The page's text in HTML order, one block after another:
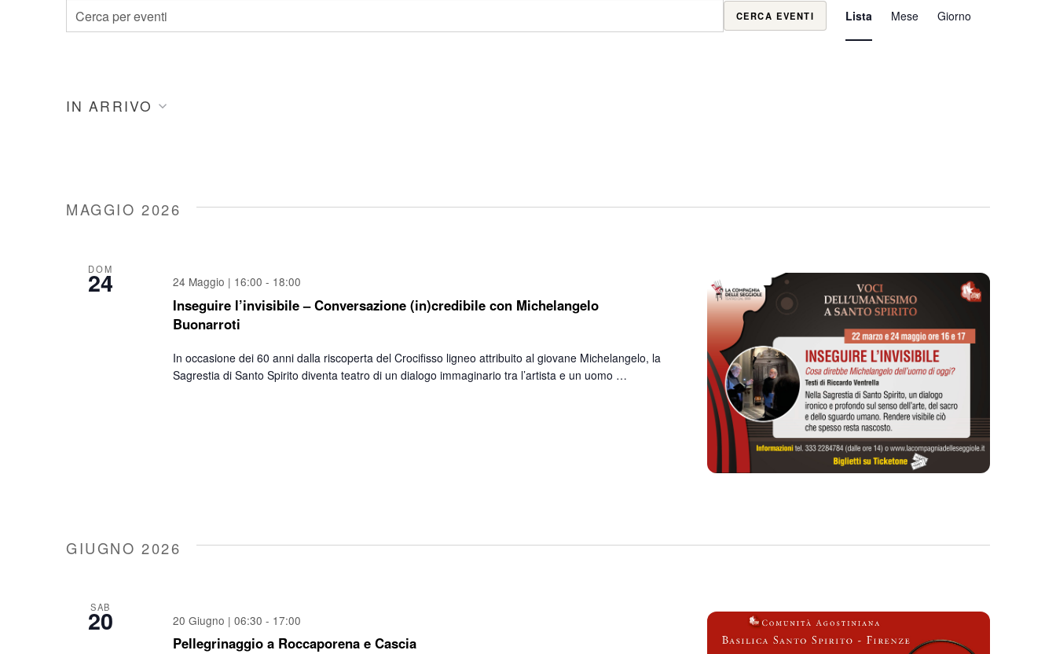
Eventi
e
Inserisci
Eventi
CERCA EVENTI
Evento
Lista Mese Giorno
IN ARRIVO
MAGGIO 2026
DOM
24
Inseguire l’invisibile – Conversazione (in)credibile con Michelangelo
Buonarroti
24 Maggio | 16:00 - 18:00
In occasione dei 60 anni dalla riscoperta del Crocifisso ligneo attribuito al giovane Michelangelo, la
Sagrestia di Santo Spirito diventa teatro di un dialogo immaginario tra l’artista e un uomo …
GIUGNO 2026
SAB
20
Pellegrinaggio a Roccaporena e Cascia
20 Giugno | 06:30 - 17:00